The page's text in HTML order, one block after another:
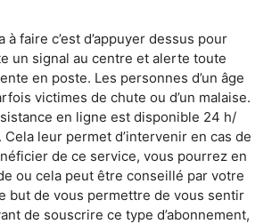
à faire c’est d’appuyer dessus pour
un signal au centre et alerte toute
en poste. Les personnes d’un âge
victimes de chute ou d’un malaise.
en ligne est disponible 24 h/
leur permet d’intervenir en cas de
de ce service, vous pourrez en
ou cela peut être conseillé par votre
but de vous permettre de vous sentir
de souscrire ce type d’abonnement,